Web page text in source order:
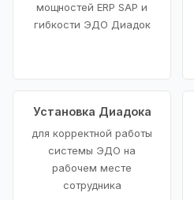
мощностей ERP SAP и
гибкости ЭДО Диадок
Установка Диадока
для корректной работы
системы ЭДО на
рабочем месте
сотрудника